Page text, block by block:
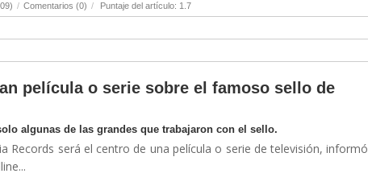
/ Comentarios (0) / Puntaje del artículo: 1.7
película o serie sobre el famoso sello de
algunas de las grandes que trabajaron con el sello.
Records será el centro de una película o serie de televisión, informó